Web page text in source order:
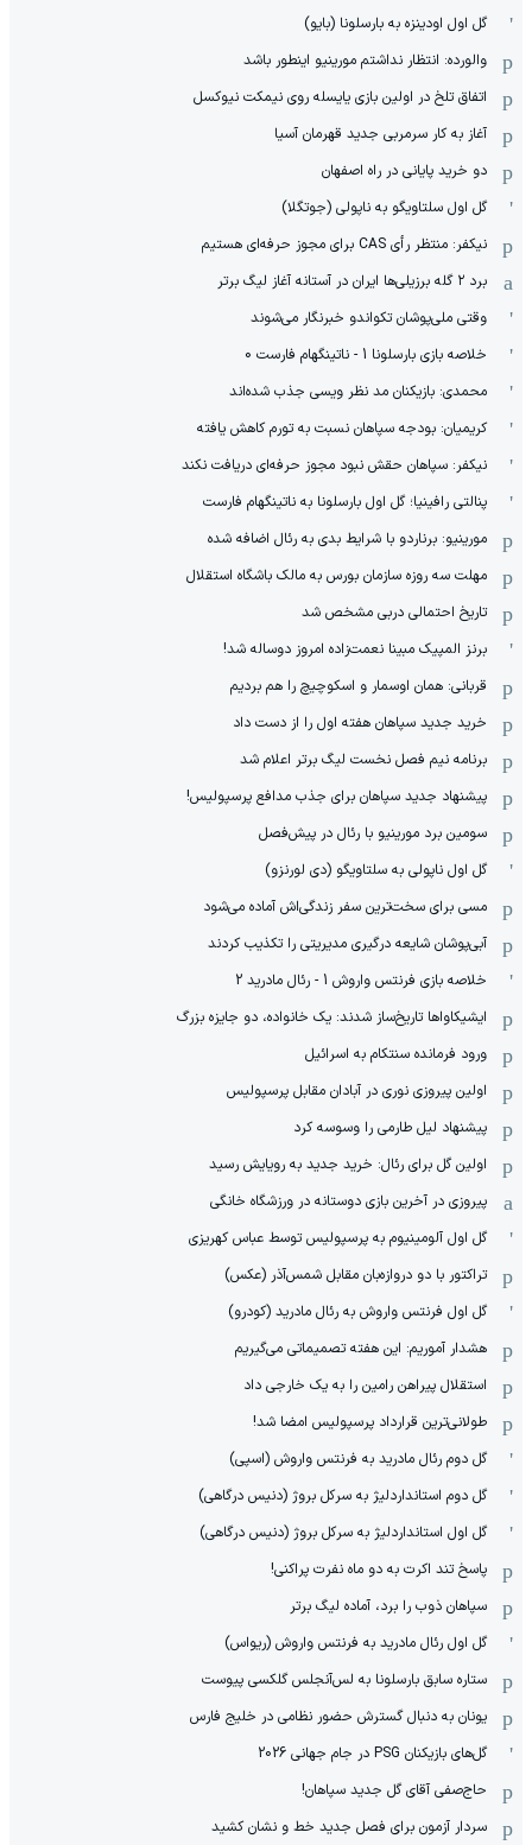
گل اول اودینزه به بارسلونا (بایو)
والورده: انتظار نداشتم مورینیو اینطور باشد
اتفاق تلخ در اولین بازی یایسله روی نیمکت نیوکسل
آغاز به کار سرمربی جدید قهرمان آسیا
دو خرید پایانی در راه اصفهان
گل اول سلتاویگو به ناپولی (جوتگلا)
نیکفر: منتظر رأی CAS برای مجوز حرفه‌ای هستیم
برد ۲ گله برزیلی‌ها ایران در آستانه آغاز لیگ برتر
وقتی ملی‌پوشان تکواندو خبرنگار می‌شوند
خلاصه بازی بارسلونا 1 - ناتینگهام فارست 0
محمدی: بازیکنان مد نظر ویسی جذب شده‌اند
کریمیان: بودجه سپاهان نسبت به تورم کاهش یافته
نیکفر: سپاهان حقش نبود مجوز حرفه‌ای دریافت نکند
پنالتی رافینیا؛ گل اول بارسلونا به ناتینگهام فارست
مورینیو: برناردو با شرایط بدی به رئال اضافه شده
مهلت سه روزه سازمان بورس به مالک باشگاه استقلال
تاریخ احتمالی دربی مشخص شد
برنز المپیک مبینا نعمت‌زاده امروز دوساله شد!
قربانی: همان اوسمار و اسکوچیچ را هم بردیم
خرید جدید سپاهان هفته اول را از دست داد
برنامه نیم فصل نخست لیگ برتر اعلام شد
پیشنهاد جدید سپاهان برای جذب مدافع پرسپولیس!
سومین برد مورینیو با رئال در پیش‌فصل
گل اول ناپولی به سلتاویگو (دی لورنزو)
مسی برای سخت‌ترین سفر زندگی‌اش آماده می‌شود
آبی‌پوشان شایعه درگیری مدیریتی را تکذیب کردند
خلاصه بازی فرنتس واروش 1 - رئال مادرید 2
ایشیکاوا‌ها تاریخ‌ساز شدند: یک خانواده، دو جایزه بزرگ
ورود فرمانده سنتکام به اسرائیل
اولین پیروزی نوری در آبادان مقابل پرسپولیس
پیشنهاد لیل طارمی را وسوسه کرد
اولین گل برای رئال: خرید جدید به رویایش رسید
پیروزی در آخرین بازی دوستانه در ورزشگاه خانگی
گل اول آلومینیوم به پرسپولیس توسط عباس کهریزی
تراکتور با دو دروازه‌بان مقابل شمس‌آذر (عکس)
گل اول فرنتس واروش به رئال مادرید (کودرو)
هشدار آموریم: این هفته تصمیماتی می‌گیریم
استقلال پیراهن رامین را به یک خارجی داد
طولانی‌ترین قرارداد پرسپولیس امضا شد!
گل دوم رئال مادرید به فرنتس واروش (اسپی)
گل دوم استانداردلیژ به سرکل بروژ (دنیس درگاهی)
گل اول استانداردلیژ به سرکل بروژ (دنیس درگاهی)
پاسخ تند اکرت به دو ماه نفرت پراکنی!
سپاهان ذوب را برد، آماده لیگ برتر
گل اول رئال مادرید به فرنتس واروش (ریواس)
ستاره سابق بارسلونا به لس‌آنجلس گلکسی پیوست
یونان به دنبال گسترش حضور نظامی در خلیج فارس
گل‌های بازیکنان PSG در جام جهانی 2026
حاج‌صفی آقای گل جدید سپاهان!
سردار آزمون برای فصل جدید خط و نشان کشید